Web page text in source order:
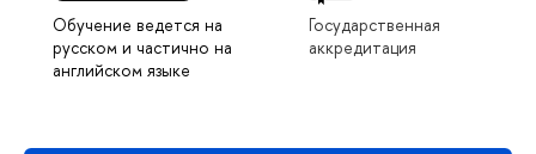
Обучение ведется на
русском и частично на
английском языке
Государственная
аккредитация